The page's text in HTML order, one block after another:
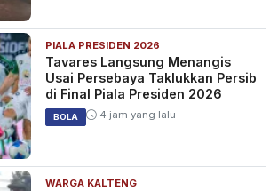
PIALA PRESIDEN 2026
Tavares Langsung Menangis
Usai Persebaya Taklukkan Persib
di Final Piala Presiden 2026
BOLA 4 jam yang lalu
WARGA KALTENG